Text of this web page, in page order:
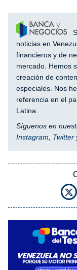
noticias en
financieros y de
mercado. Hemos
creación de
especiales. Nos
referencia en el
Latina.
Síguenos en
Instagram
Twitter